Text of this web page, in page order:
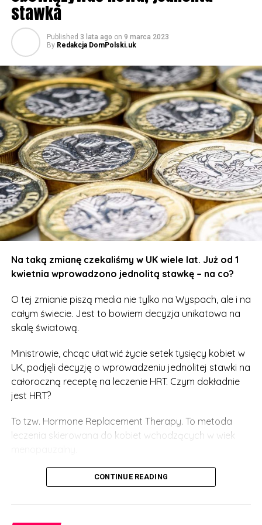
stawka
Published 3 lata ago on 9 marca 2023
By Redakcja DomPolski.uk
Na taką zmianę czekaliśmy w UK wiele lat. Już od 1
kwietnia wprowadzono jednolitą stawkę – na co?
O tej zmianie piszą media nie tylko na Wyspach, ale i na
całym świecie. Jest to bowiem decyzja unikatowa na
skalę światową.
Ministrowie, chcąc ułatwić życie setek tysięcy kobiet w
UK, podjęli decyzję o wprowadzeniu jednolitej stawki na
całoroczną receptę na leczenie HRT. Czym dokładnie
jest HRT?
To tzw. Hormone Replacement Therapy. To metoda
leczenia skierowana do kobiet wchodzących w wiek
Wystarczy przyjąć niewielką tabletkę, a w organizmie
wytworzy się więcej hormonu, który w czasie
menopauzy jest produkowany naturalnie w mniejszym
CONTINUE READING